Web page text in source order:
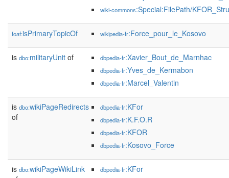
wiki-commons:Special:FilePath/
foaf:isPrimaryTopicOf wikipedia-fr:Force_pour_le_Kosovo
is dbo:militaryUnit of dbpedia-fr:Xavier_Bout_de_Marnhac
dbpedia-fr:Yves_de_Kermabon
dbpedia-fr:Marcel_Valentin
is dbo:wikiPageRedirects
of
dbpedia-fr:KFor
dbpedia-fr:K.F.O.R
dbpedia-fr:KFOR
dbpedia-fr:Kosovo_Force
is dbo:wikiPageWikiLink
dbpedia-fr:KFor